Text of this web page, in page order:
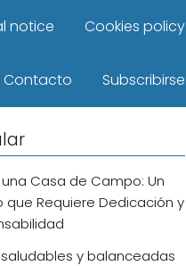
notice Cookies policy
Contacto Subscribirse
Casa de Campo: Un
que Requiere Dedicación y
y balanceadas